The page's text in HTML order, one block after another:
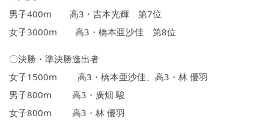
男子400m 高3・吉本光輝 第7位
女子3000m 高3・橋本亜沙佳 第8位
〇決勝・準決勝進出者
女子1500m 高3・橋本亜沙佳、高3・林 優羽
男子800m 高3・廣畑 駿
女子800m 高3・林 優羽